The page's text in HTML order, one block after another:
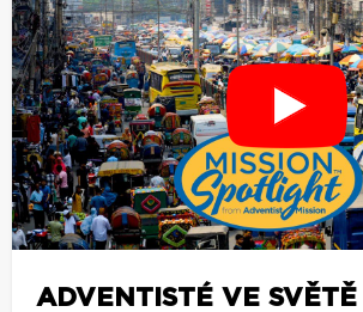
ADVENTISTÉ VE SVĚTĚ |